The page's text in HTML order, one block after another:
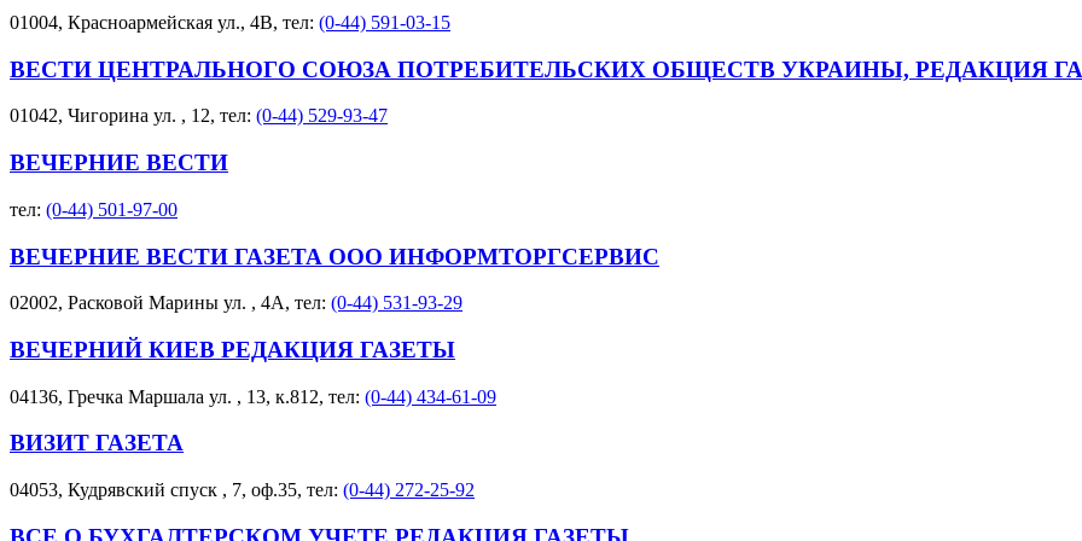
01004, Красноармейская ул., 4В, тел: (0-44) 591-03-15
ВЕСТИ ЦЕНТРАЛЬНОГО СОЮЗА ПОТРЕБИТЕЛЬСКИХ ОБЩЕСТВ УКРАИНЫ, РЕДАКЦИЯ
01042, Чигорина ул. , 12, тел: (0-44) 529-93-47
ВЕЧЕРНИЕ ВЕСТИ
тел: (0-44) 501-97-00
ВЕЧЕРНИЕ ВЕСТИ ГАЗЕТА ООО ИНФОРМТОРГСЕРВИС
02002, Расковой Марины ул. , 4А, тел: (0-44) 531-93-29
ВЕЧЕРНИЙ КИЕВ РЕДАКЦИЯ ГАЗЕТЫ
04136, Гречка Маршала ул. , 13, к.812, тел: (0-44) 434-61-09
ВИЗИТ ГАЗЕТА
04053, Кудрявский спуск , 7, оф.35, тел: (0-44) 272-25-92